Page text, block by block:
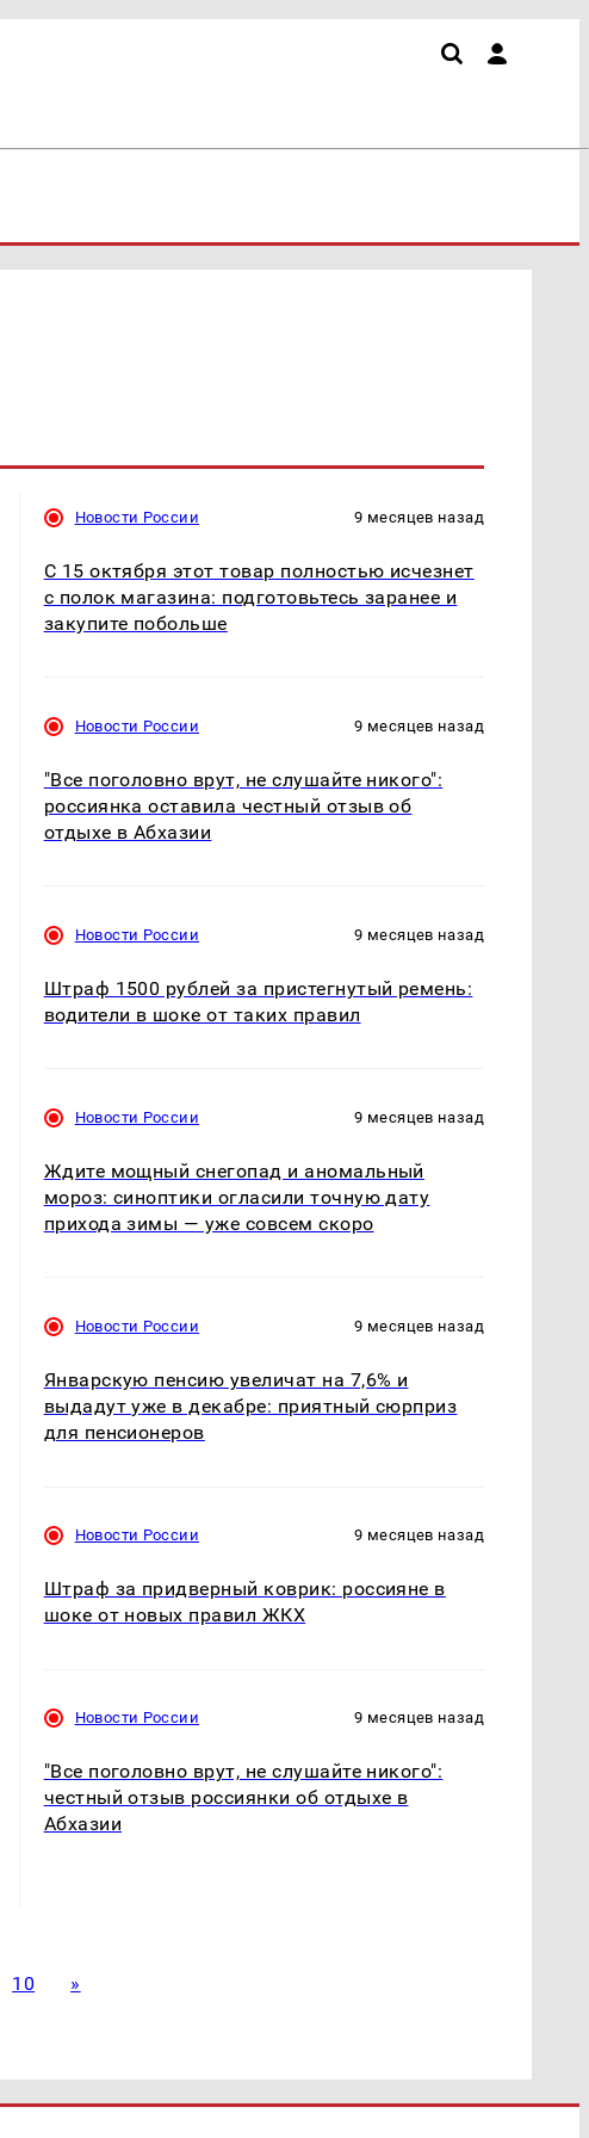
Новости России 9 месяцев назад
С 15 октября этот товар полностью исчезнет
с полок магазина: подготовьтесь заранее и
закупите побольше
Новости России 9 месяцев назад
"Все поголовно врут, не слушайте никого":
россиянка оставила честный отзыв об
отдыхе в Абхазии
Новости России 9 месяцев назад
Штраф 1500 рублей за пристегнутый ремень:
водители в шоке от таких правил
Новости России 9 месяцев назад
Ждите мощный снегопад и аномальный
мороз: синоптики огласили точную дату
прихода зимы — уже совсем скоро
Новости России 9 месяцев назад
Январскую пенсию увеличат на 7,6% и
выдадут уже в декабре: приятный сюрприз
для пенсионеров
Новости России 9 месяцев назад
Штраф за придверный коврик: россияне в
шоке от новых правил ЖКХ
Новости России 9 месяцев назад
"Все поголовно врут, не слушайте никого":
честный отзыв россиянки об отдыхе в
Абхазии
10 »